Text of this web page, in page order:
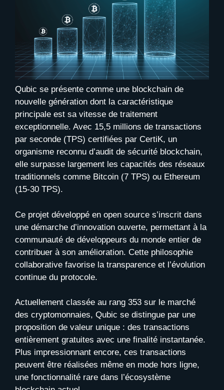
Qubic se présente comme une blockchain de
nouvelle génération dont la caractéristique
principale est sa vitesse de traitement
exceptionnelle. Avec 15,5 millions de transactions
par seconde (TPS) certifiées par CertiK, un
organisme reconnu d’audit de sécurité blockchain,
elle surpasse largement les capacités des réseaux
traditionnels comme Bitcoin (7 TPS) ou Ethereum
(15-30 TPS).
Ce projet développé en open source s’inscrit dans
une démarche d’innovation ouverte, permettant à la
communauté de développeurs du monde entier de
contribuer à son amélioration. Cette philosophie
collaborative favorise la transparence et l’évolution
continue du protocole.
Actuellement classée au rang 353 sur le marché
des cryptomonnaies, Qubic se distingue par une
proposition de valeur unique : des transactions
entièrement gratuites avec une finalité instantanée.
Plus impressionnant encore, ces transactions
peuvent être réalisées même en mode hors ligne,
une fonctionnalité rare dans l’écosystème